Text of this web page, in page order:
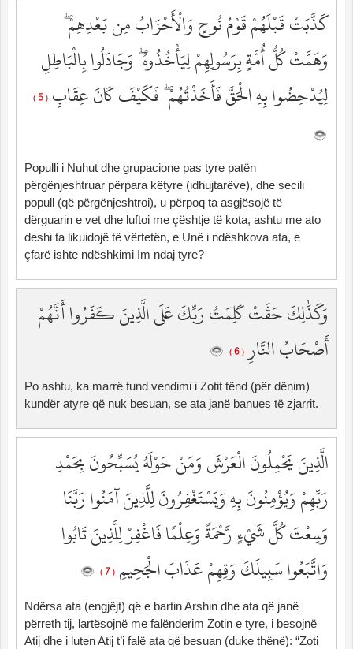
كَذَّبَتْ قَبْلَهُمْ قَوْمُ نُوحٍ وَالْأَحْزَابُ مِن بَعْدِهِمْ ۖ
وَهَمَّتْ كُلُّ أُمَّةٍ بِرَسُولِهِمْ لِيَأْخُذُوهُ ۖ وَجَادَلُوا بِالْبَاطِلِ
لِيُدْحِضُوا بِهِ الْحَقَّ فَأَخَذْتُهُمْ ۖ فَكَيْفَ كَانَ عِقَابِ ( 5 )
Populli i Nuhut dhe grupacione pas tyre patën
përgënjeshtruar përpara këtyre (idhujtarëve), dhe secili
popull (që përgënjeshtroi), u përpoq ta asgjësojë të
dërguarin e vet dhe luftoi me çështje të kota, ashtu me ato
deshi ta likuidojë të vërtetën, e Unë i ndëshkova ata, e
çfarë ishte ndëshkimi Im ndaj tyre?
وَكَذَٰلِكَ حَقَّتْ كَلِمَتُ رَبِّكَ عَلَى الَّذِينَ كَفَرُوا أَنَّهُمْ
أَصْحَابُ النَّارِ( 6 )
Po ashtu, ka marrë fund vendimi i Zotit tënd (për dënim)
kundër atyre që nuk besuan, se ata janë banues të zjarrit.
الَّذِينَ يَحْمِلُونَ الْعَرْشَ وَمَنْ حَوْلَهُ يُسَبِّحُونَ بِحَمْدِ
رَبِّهِمْ وَيُؤْمِنُونَ بِهِ وَيَسْتَغْفِرُونَ لِلَّذِينَ آمَنُوا رَبَّنَا
وَسِعْتَ كُلَّ شَيْءٍ رَّحْمَةً وَعِلْمًا فَاغْفِرْ لِلَّذِينَ تَابُوا
وَاتَّبَعُوا سَبِيلَكَ وَقِهِمْ عَذَابَ الْجَحِيمِ ( 7 )
Ndërsa ata (engjëjt) që e bartin Arshin dhe ata që janë
përreth tij, lartësojnë me falënderim Zotin e tyre, i besojnë
Atij dhe i luten Atij t’i falë ata që besuan (duke thënë): “Zoti